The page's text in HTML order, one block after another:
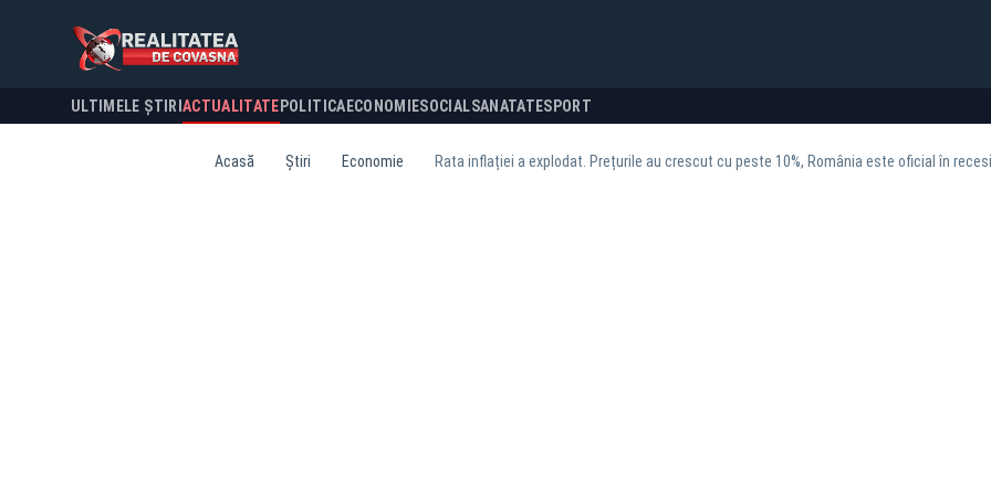
ULTIMELE ȘTIRI ACTUALITATE POLITICA ECONOMIESOCIALSANATATESPORT
Acasă Știri Economie Rata inflației a explodat. Prețurile au crescut cu peste 10%, România este oficial în